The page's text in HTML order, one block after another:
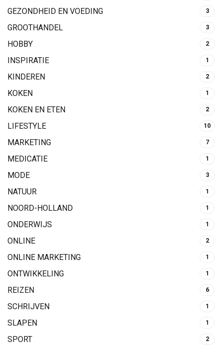
GEZONDHEID EN VOEDING 3
GROOTHANDEL 3
HOBBY 2
INSPIRATIE 1
KINDEREN 2
KOKEN 1
KOKEN EN ETEN 2
LIFESTYLE 10
MARKETING 7
MEDICATIE 1
MODE 3
NATUUR 1
NOORD-HOLLAND 1
ONDERWIJS 1
ONLINE 2
ONLINE MARKETING 1
ONTWIKKELING 1
REIZEN 6
SCHRIJVEN 1
SLAPEN 1
SPORT 2